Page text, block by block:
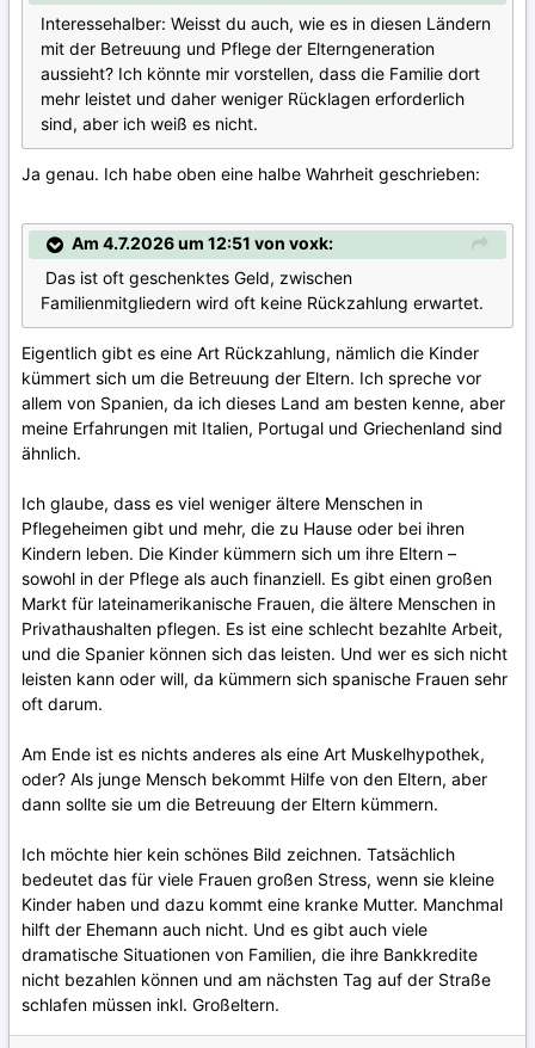
Interessehalber: Weisst du auch, wie es in diesen Ländern
mit der Betreuung und Pflege der Elterngeneration
aussieht? Ich könnte mir vorstellen, dass die Familie dort
mehr leistet und daher weniger Rücklagen erforderlich
sind, aber ich weiß es nicht.
Ja genau. Ich habe oben eine halbe Wahrheit geschrieben:
Am 4.7.2026 um 12:51 von voxk:
Das ist oft geschenktes Geld, zwischen
Familienmitgliedern wird oft keine Rückzahlung erwartet.
Eigentlich gibt es eine Art Rückzahlung, nämlich die Kinder
kümmert sich um die Betreuung der Eltern. Ich spreche vor
allem von Spanien, da ich dieses Land am besten kenne, aber
meine Erfahrungen mit Italien, Portugal und Griechenland sind
ähnlich.
Ich glaube, dass es viel weniger ältere Menschen in
Pflegeheimen gibt und mehr, die zu Hause oder bei ihren
Kindern leben. Die Kinder kümmern sich um ihre Eltern –
sowohl in der Pflege als auch finanziell. Es gibt einen großen
Markt für lateinamerikanische Frauen, die ältere Menschen in
Privathaushalten pflegen. Es ist eine schlecht bezahlte Arbeit,
und die Spanier können sich das leisten. Und wer es sich nicht
leisten kann oder will, da kümmern sich spanische Frauen sehr
oft darum.
Am Ende ist es nichts anderes als eine Art Muskelhypothek,
oder? Als junge Mensch bekommt Hilfe von den Eltern, aber
dann sollte sie um die Betreuung der Eltern kümmern.
Ich möchte hier kein schönes Bild zeichnen. Tatsächlich
bedeutet das für viele Frauen großen Stress, wenn sie kleine
Kinder haben und dazu kommt eine kranke Mutter. Manchmal
hilft der Ehemann auch nicht. Und es gibt auch viele
dramatische Situationen von Familien, die ihre Bankkredite
nicht bezahlen können und am nächsten Tag auf der Straße
schlafen müssen inkl. Großeltern.